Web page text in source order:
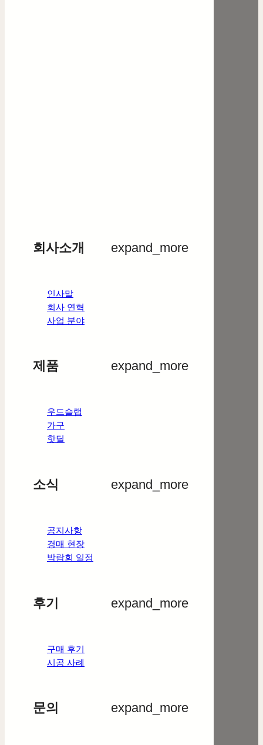
회사소개 expand_more
인사말
회사 연혁
사업 분야
제품 expand_more
우드슬랩
가구
핫딜
소식 expand_more
공지사항
경매 현장
박람회 일정
후기 expand_more
구매 후기
시공 사례
문의 expand_more